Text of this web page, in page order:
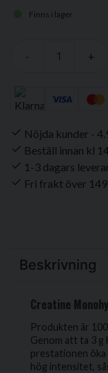
Finns i lager
- +
Nöjda kunder -
Beställ innan kl
1-3 dagars
Fri frakt över
Beskrivning
Creatine
Produkten är
Genom att ta 3 g
prestationen öka
hög intensitet,